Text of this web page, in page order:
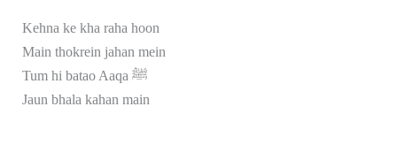
Kehna ke kha raha hoon
Main thokrein jahan mein
Tum hi batao Aaqa ﷺ
Jaun bhala kahan main